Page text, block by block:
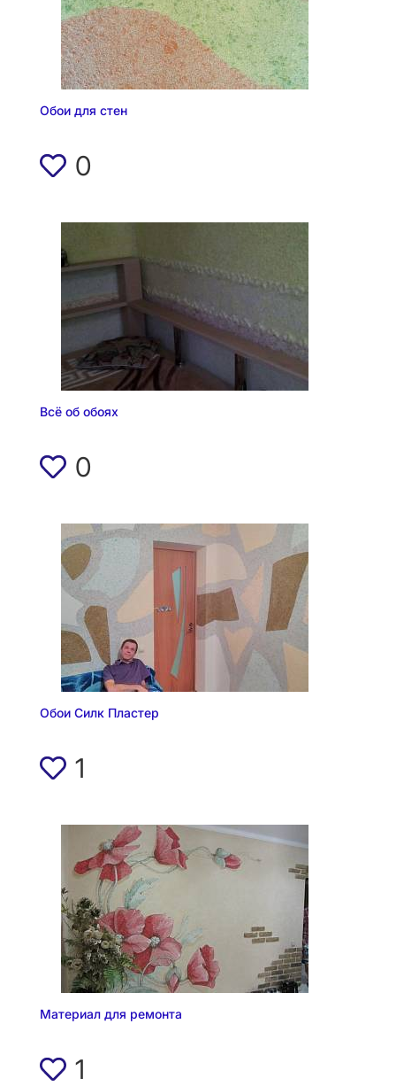
Обои для стен
0
Всё об обоях
0
Обои Силк Пластер
1
Материал для ремонта
1